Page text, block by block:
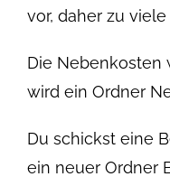
Die Nebenkosten
wird ein Ordner
Du schickst eine
ein neuer Ordner